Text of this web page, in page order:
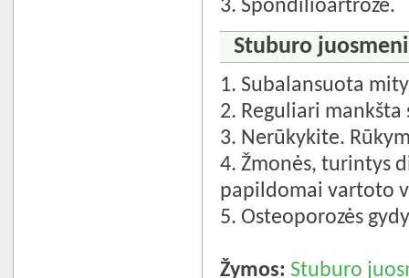
3. Spondilioartrozė.
Stuburo
1. Subalansuota
2. Reguliari
3. Nerūkykite.
4. Žmonės, turintys
papildomai vartoto
5. Osteoporozės
Žymos: Stuburo